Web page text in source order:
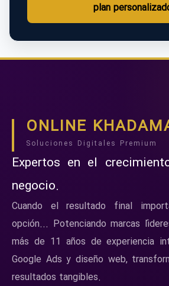
plan
ONLINE
Soluciones Digitales Premium
Expertos en el
negocio.
Cuando el resultado final
opción... Potenciando marcas
más de 11 años de experiencia
Google Ads y diseño web,
resultados tangibles.